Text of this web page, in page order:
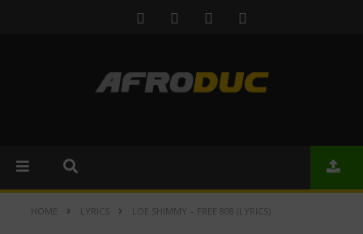
HOME LYRICS LOE SHIMMY – FREE 808 (LYRICS)